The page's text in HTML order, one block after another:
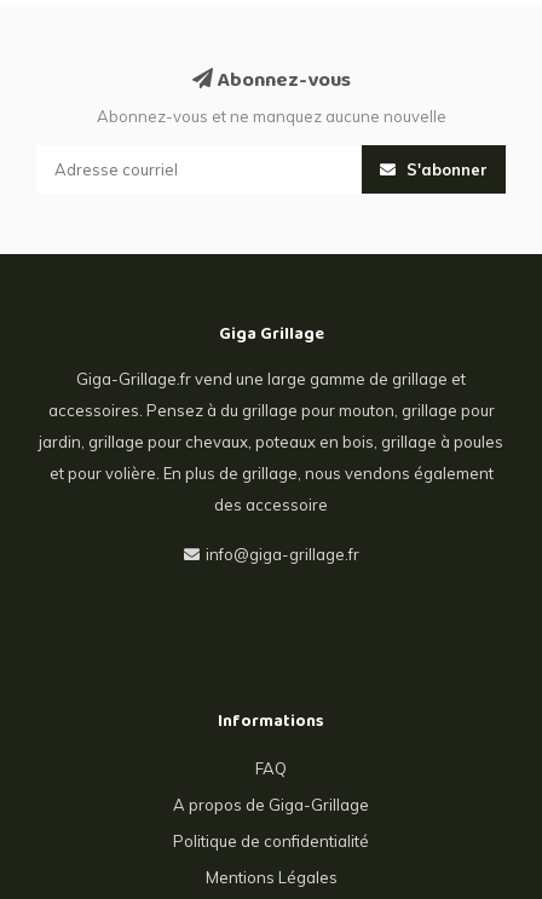
Abonnez-vous
Abonnez-vous et ne manquez aucune nouvelle
S'abonner
Giga Grillage
Giga-Grillage.fr vend une large gamme de grillage et
accessoires. Pensez à du grillage pour mouton, grillage pour
jardin, grillage pour chevaux, poteaux en bois, grillage à poules
et pour volière. En plus de grillage, nous vendons également
des accessoire
info@giga-grillage.fr
Informations
FAQ
A propos de Giga-Grillage
Politique de confidentialité
Mentions Légales